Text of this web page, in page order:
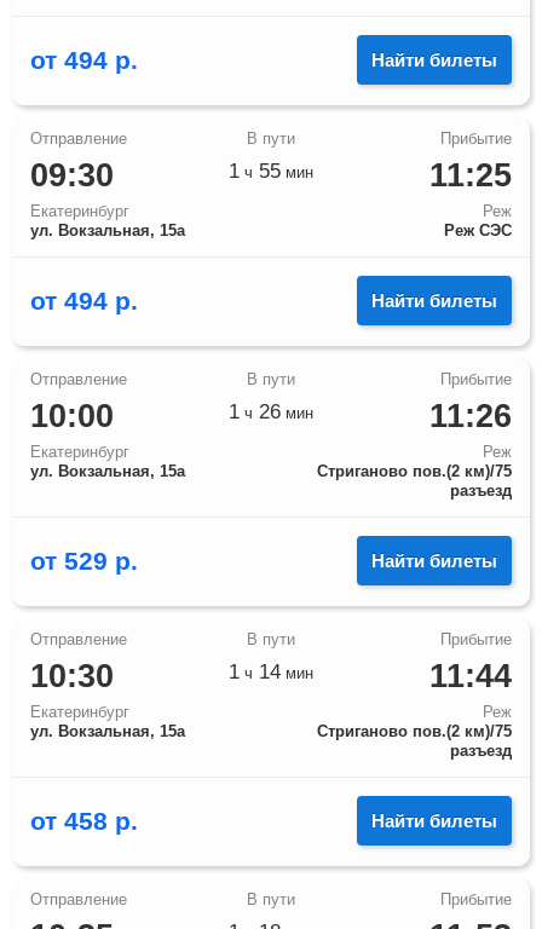
от 494 р. Найти билеты
09:30
Екатеринбург
ул. Вокзальная, 15а
11:25
Реж
Реж СЭС
1 ч 55 мин
от 494 р. Найти билеты
10:00
Екатеринбург
ул. Вокзальная, 15а
11:26
Реж
Стриганово пов.(2 км)/75
разъезд
1 ч 26 мин
от 529 р. Найти билеты
10:30
Екатеринбург
ул. Вокзальная, 15а
11:44
Реж
Стриганово пов.(2 км)/75
разъезд
1 ч 14 мин
от 458 р. Найти билеты